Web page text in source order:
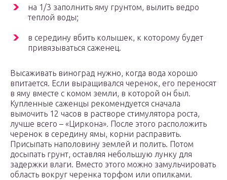
на 1/3 заполнить яму грунтом, вылить ведро
теплой воды;
в середину вбить колышек, к которому будет
привязываться саженец.
Высаживать виноград нужно, когда вода хорошо
впитается. Если выращивался черенок, его переносят
в яму вместе с комом земли, в которой он был.
Купленные саженцы рекомендуется сначала
вымочить 12 часов в растворе стимулятора роста,
лучше всего – «Циркона». После этого расположить
черенок в середину ямы, корни расправить.
Присыпать наполовину землей и полить. Потом
досыпать грунт, оставляя небольшую лунку для
задержки влаги. Вместо этого можно замульчировать
область вокруг черенка торфом или опилками.